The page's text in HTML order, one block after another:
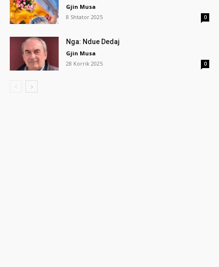
Gjin Musa
8 Shtator 2025
0
Nga: Ndue Dedaj
Gjin Musa
28 Korrik 2025
0